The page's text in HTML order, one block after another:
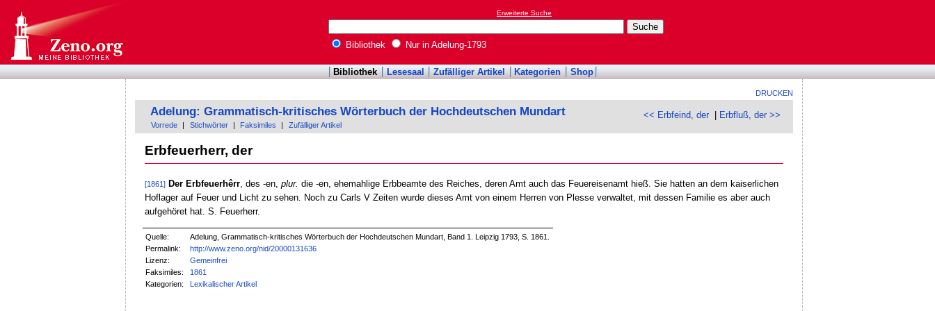
Erweiterte Suche
Bibliothek Nur in Adelung-1793
Bibliothek Lesesaal Zufälliger Artikel Kategorien Shop
DRUCKEN
<< Erbfeind, der Erbfluß, der >>
Adelung: Grammatisch-kritisches Wörterbuch der Hochdeutschen Mundart
Vorrede Stichwörter Faksimiles Zufälliger Artikel
Erbfeuerherr, der
[1861] Der Erbfeuerhêrr, des -en, plur. die -en, ehemahlige Erbbeamte des Reiches, deren Amt auch das Feuereisenamt hieß. Sie hatten an dem kaiserlichen
Hoflager auf Feuer und Licht zu sehen. Noch zu Carls V Zeiten wurde dieses Amt von einem Herren von Plesse verwaltet, mit dessen Familie es aber auch
aufgehöret hat. S. Feuerherr.
Quelle:
Adelung, Grammatisch-kritisches Wörterbuch der Hochdeutschen Mundart, Band 1. Leipzig 1793, S. 1861.
Permalink:
http://www.zeno.org/nid/20000131636
Lizenz:
Gemeinfrei
Faksimiles:
1861
Kategorien:
Lexikalischer Artikel